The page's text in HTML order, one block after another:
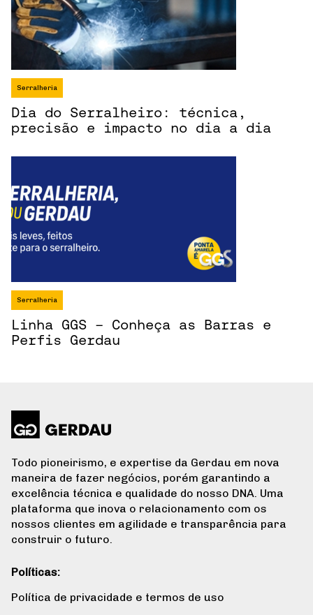
Serralheria
Dia do Serralheiro: técnica,
precisão e impacto no dia a dia
Serralheria
Linha GGS - Conheça as Barras e
Perfis Gerdau
Todo pioneirismo, e expertise da Gerdau em nova
maneira de fazer negócios, porém garantindo a
excelência técnica e qualidade do nosso DNA. Uma
plataforma que inova o relacionamento com os
nossos clientes em agilidade e transparência para
construir o futuro.
Políticas:
Política de privacidade e termos de uso